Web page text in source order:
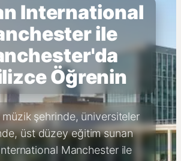
International
ile
Öğrenin
şehrinde, üniversiteler
üst düzey eğitim sunan
Manchester ile